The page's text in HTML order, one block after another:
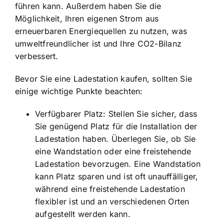
führen kann. Außerdem haben Sie die
Möglichkeit, Ihren eigenen Strom aus
erneuerbaren Energiequellen zu nutzen, was
umweltfreundlicher ist und Ihre CO2-Bilanz
verbessert.
Bevor Sie eine Ladestation kaufen, sollten Sie
einige wichtige Punkte beachten:
Verfügbarer Platz: Stellen Sie sicher, dass
Sie genügend Platz für die Installation der
Ladestation haben. Überlegen Sie, ob Sie
eine Wandstation oder eine freistehende
Ladestation bevorzugen. Eine Wandstation
kann Platz sparen und ist oft unauffälliger,
während eine freistehende Ladestation
flexibler ist und an verschiedenen Orten
aufgestellt werden kann.